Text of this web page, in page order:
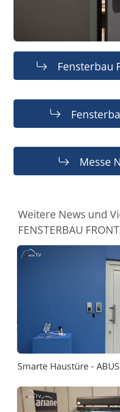
Fensterbau
Messe
Weitere News und
FENSTERBAU
Smarte Haustüre - ABUS